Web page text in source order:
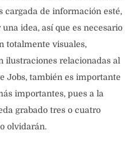
cargada de información esté,
idea, así que es necesario
totalmente visuales,
ilustraciones relacionadas al
Jobs, también es importante
importantes, pues a la
grabado tres o cuatro
olvidarán.